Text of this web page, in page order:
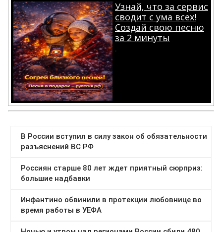
Узнай, что за сервис
сводит с ума всех!
Создай свою песню
за 2 минуты
.